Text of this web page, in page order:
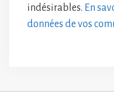
indésirables. En
données de vos